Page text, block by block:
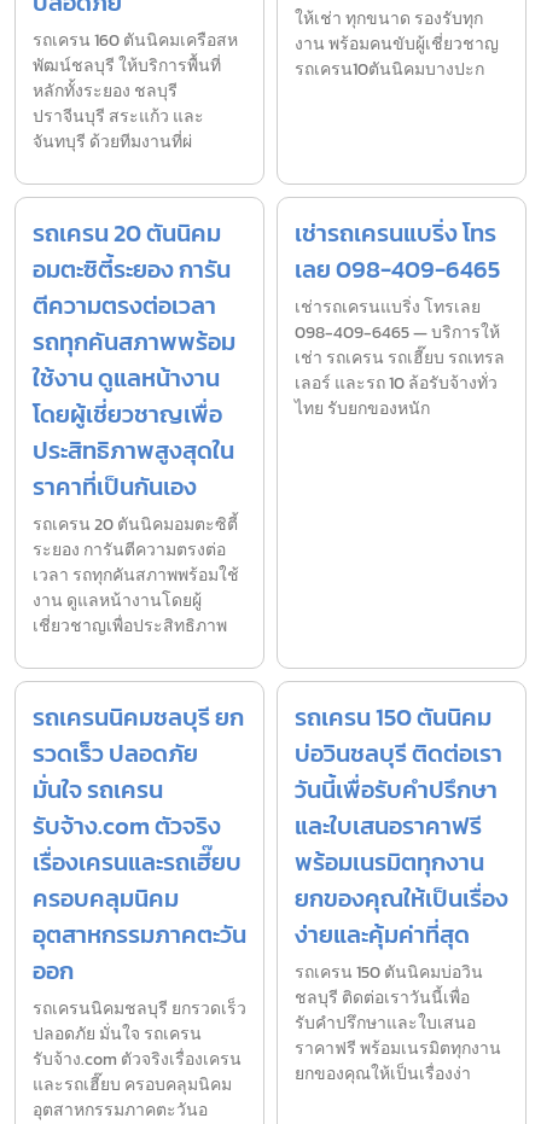
รถเครน 160 ตันนิคมเครือสห
พัฒน์ชลบุรี ให้บริการพื้นที่
หลักทั้งระยอง ชลบุรี
ปราจีนบุรี สระแก้ว และ
จันทบุรี ด้วยทีมงานที่ผ่
ให้เช่า ทุกขนาด รองรับทุก
งาน พร้อมคนขับผู้เชี่ยวชาญ
รถเครน10ตันนิคมบางปะก
รถเครน 20 ตันนิคม
อมตะซิตี้ระยอง การัน
ตีความตรงต่อเวลา
รถทุกคันสภาพพร้อม
ใช้งาน ดูแลหน้างาน
โดยผู้เชี่ยวชาญเพื่อ
ประสิทธิภาพสูงสุดใน
ราคาที่เป็นกันเอง
รถเครน 20 ตันนิคมอมตะซิตี้
ระยอง การันตีความตรงต่อ
เวลา รถทุกคันสภาพพร้อมใช้
งาน ดูแลหน้างานโดยผู้
เชี่ยวชาญเพื่อประสิทธิภาพ
เช่ารถเครนแบริ่ง โทร
เลย 098-409-6465
เช่ารถเครนแบริ่ง โทรเลย
098-409-6465 — บริการให้
เช่า รถเครน รถเฮี๊ยบ รถเทรล
เลอร์ และรถ 10 ล้อรับจ้างทั่ว
ไทย รับยกของหนัก
รถเครนนิคมชลบุรี ยก
รวดเร็ว ปลอดภัย
มั่นใจ รถเครน
รับจ้าง.com ตัวจริง
เรื่องเครนและรถเฮี๊ยบ
ครอบคลุมนิคม
อุตสาหกรรมภาคตะวัน
ออก
รถเครนนิคมชลบุรี ยกรวดเร็ว
ปลอดภัย มั่นใจ รถเครน
รับจ้าง.com ตัวจริงเรื่องเครน
และรถเฮี๊ยบ ครอบคลุมนิคม
อุตสาหกรรมภาคตะวันอ
รถเครน 150 ตันนิคม
บ่อวินชลบุรี ติดต่อเรา
วันนี้เพื่อรับคำปรึกษา
และใบเสนอราคาฟรี
พร้อมเนรมิตทุกงาน
ยกของคุณให้เป็นเรื่อง
ง่ายและคุ้มค่าที่สุด
รถเครน 150 ตันนิคมบ่อวิน
ชลบุรี ติดต่อเราวันนี้เพื่อ
รับคำปรึกษาและใบเสนอ
ราคาฟรี พร้อมเนรมิตทุกงาน
ยกของคุณให้เป็นเรื่องง่า